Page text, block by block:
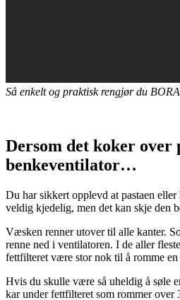
Så enkelt og praktisk rengjør du
Dersom det koker over
benkeventilator…
Du har sikkert opplevd at pastaen
veldig kjedelig, men det kan skje den
Væsken renner utover til alle kanter.
renne ned i ventilatoren. I de aller
fettfilteret være stor nok til å romme
Hvis du skulle være så uheldig å søle
kar under fettfilteret som rommer